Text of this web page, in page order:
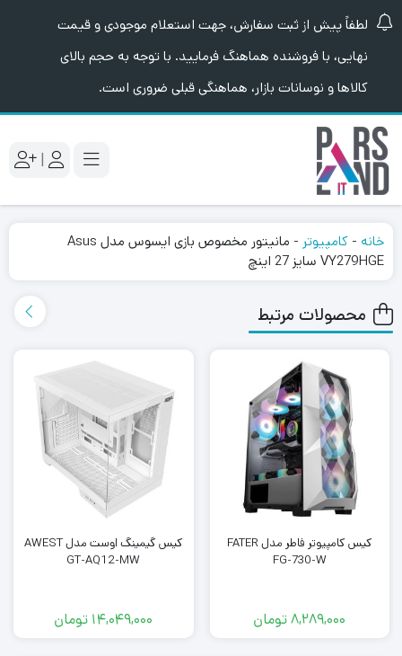
لطفاً پیش از ثبت سفارش، جهت استعلام موجودی و قیمت
نهایی، با فروشنده هماهنگ فرمایید. با توجه به حجم بالای
کالاها و نوسانات بازار، هماهنگی قبلی ضروری است.
|
خانه - کامپیوتر -
مانیتور مخصوص بازی ایسوس مدل Asus
VY279HGE سایز 27 اینچ
محصولات مرتبط
کیس کامپیوتر فاطر مدل FATER
FG-730-W
8,289,000تومان
کیس گیمینگ اوست مدل AWEST
GT-AQ12-MW
14,049,000 تومان